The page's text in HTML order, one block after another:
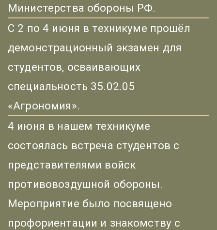
Министерства обороны РФ.
С 2 по 4 июня в техникуме прошёл
демонстрационный экзамен для
студентов, осваивающих
специальность 35.02.05
«Агрономия».
4 июня в нашем техникуме
состоялась встреча студентов с
представителями войск
противовоздушной обороны.
Мероприятие было посвящено
профориентации и знакомству с